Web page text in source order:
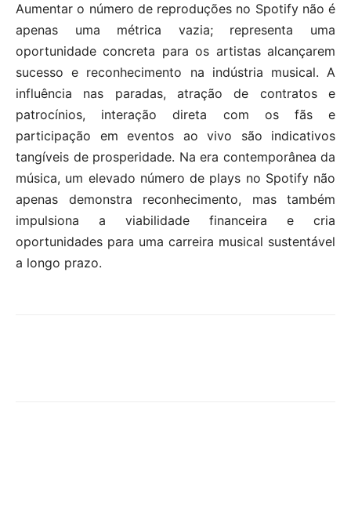
Aumentar o número de reproduções no Spotify não é
apenas uma métrica vazia; representa uma
oportunidade concreta para os artistas alcançarem
sucesso e reconhecimento na indústria musical. A
influência nas paradas, atração de contratos e
patrocínios, interação direta com os fãs e
participação em eventos ao vivo são indicativos
tangíveis de prosperidade. Na era contemporânea da
música, um elevado número de plays no Spotify não
apenas demonstra reconhecimento, mas também
impulsiona a viabilidade financeira e cria
oportunidades para uma carreira musical sustentável
a longo prazo.